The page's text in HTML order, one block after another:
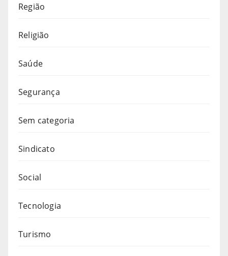
Região
Religião
Saúde
Segurança
Sem categoria
Sindicato
Social
Tecnologia
Turismo